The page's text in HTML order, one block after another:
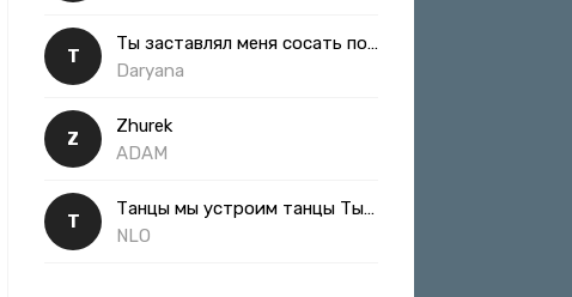
Т
Ты заставлял меня сосать полная
Daryana
Z
Zhurek
ADAM
Т
Танцы мы устроим танцы Ты такая классная
NLO